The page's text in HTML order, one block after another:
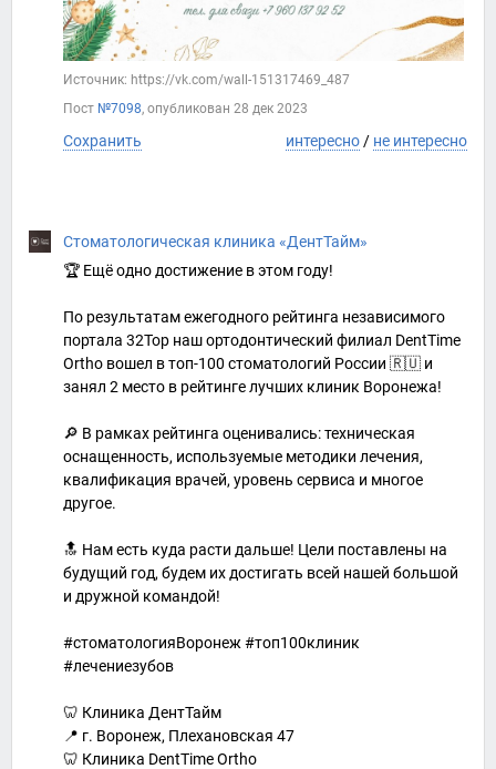
Источник: https://vk.com/wall-151317469_487
Пост №7098, опубликован 28 дек 2023
Сохранить интересно / не интересно
Стоматологическая клиника «ДентТайм»
🏆 Ещё одно достижение в этом году!
По результатам ежегодного рейтинга независимого
портала 32Top наш ортодонтический филиал DentTime
Ortho вошел в топ-100 стоматологий России 🇷🇺 и
занял 2 место в рейтинге лучших клиник Воронежа!
🔎 В рамках рейтинга оценивались: техническая
оснащенность, используемые методики лечения,
квалификация врачей, уровень сервиса и многое
другое.
🔝 Нам есть куда расти дальше! Цели поставлены на
будущий год, будем их достигать всей нашей большой
и дружной командой!
#стоматологияВоронеж #топ100клиник
#лечениезубов
🦷 Клиника ДентТайм
📍 г. Воронеж, Плехановская 47
🦷 Клиника DentTime Ortho